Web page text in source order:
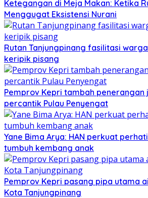
Ketegangan di Meja Makan: Ketika
Menggugat Eksistensi Nurani
Rutan Tanjungpinang fasilitasi
keripik pisang
Pemprov Kepri tambah penerangan
percantik Pulau Penyengat
Yane Bima Arya: HAN perkuat
tumbuh kembang anak
Pemprov Kepri pasang pipa utama
Kota Tanjungpinang